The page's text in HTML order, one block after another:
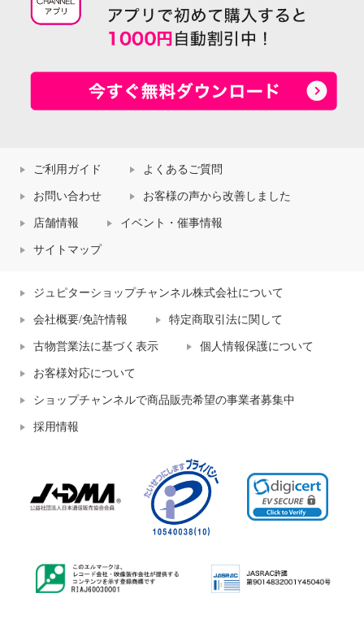
ご利用ガイド よくあるご質問
お問い合わせ お客様の声から改善しました
店舗情報 イベント・催事情報
サイトマップ
ジュピターショップチャンネル株式会社について
会社概要/免許情報 特定商取引法に関して
古物営業法に基づく表示 個人情報保護について
お客様対応について
ショップチャンネルで商品販売希望の事業者募集中
採用情報